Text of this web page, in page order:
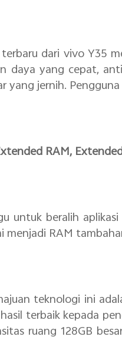
terbaru dari vivo Y35
daya yang cepat,
yang jernih.
RAM,
untuk beralih
menjadi RAM
teknologi ini
terbaik kepada
ruang 128GB